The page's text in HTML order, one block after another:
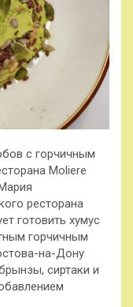
с горчичным
Moliere
ресторана
готовить хумус
горчичным
на-Дону
сиртаки и